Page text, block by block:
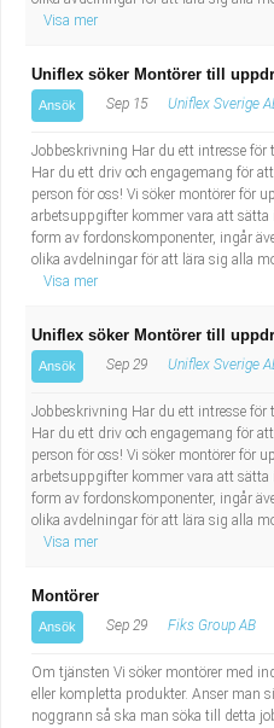
Visa mer
Uniflex söker Montörer till
Ansök Sep 15 Uniflex Sverige
Jobbeskrivning Har du ett intresse för
Har du ett driv och engagemang för
person för oss! Vi söker montörer för
arbetsuppgifter kommer vara att
form av fordonskomponenter, ingår
olika avdelningar för att lära sig alla
Visa mer
Uniflex söker Montörer till
Ansök Sep 29 Uniflex Sverige
Jobbeskrivning Har du ett intresse för
Har du ett driv och engagemang för
person för oss! Vi söker montörer för
arbetsuppgifter kommer vara att
form av fordonskomponenter, ingår
olika avdelningar för att lära sig alla
Visa mer
Montörer
Ansök Sep 29 Fiks Group AB
Om tjänsten Vi söker montörer med
eller kompletta produkter. Anser man
noggrann så ska man söka till detta